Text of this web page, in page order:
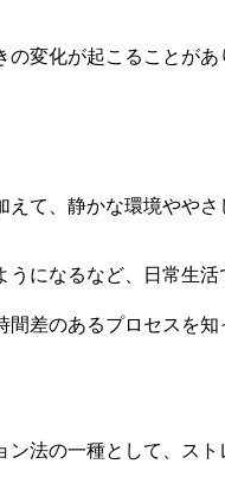
変化が起こることがあ
て、静かな環境やや
になるなど、日常生
差のあるプロセスを
法の一種として、ス